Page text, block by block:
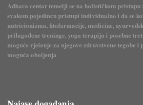
Adhara centar temelji se na holističkom
svakom pojedincu pristupi individualno i da se
nutricionizma, fitofarmacije, medicine,
prilagođene treninge, yoga terapiju i posebne
moguće rješenje za njegove zdravstvene tegobe
moguća oboljenja